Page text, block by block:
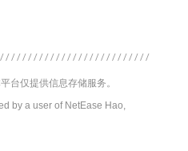
台仅提供信息存储服务。
by a user of NetEase Hao,